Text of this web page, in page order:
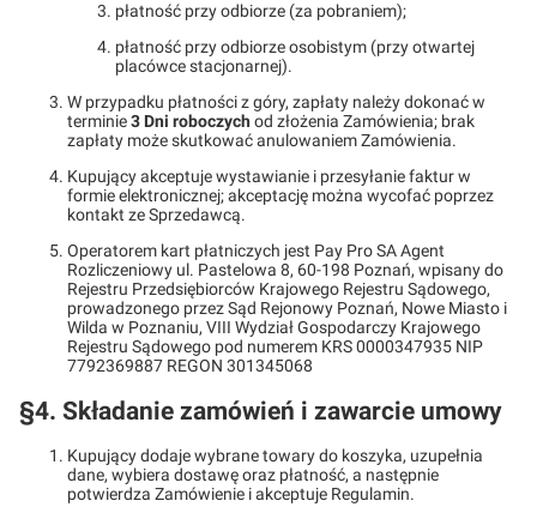
płatność przy odbiorze (za pobraniem);
płatność przy odbiorze osobistym (przy otwartej
placówce stacjonarnej).
W przypadku płatności z góry, zapłaty należy dokonać w
terminie3 Dni roboczych od złożenia Zamówienia; brak
zapłaty może skutkować anulowaniem Zamówienia.
Kupujący akceptuje wystawianie i przesyłanie faktur w
formie elektronicznej; akceptację można wycofać poprzez
kontakt ze Sprzedawcą.
Operatorem kart płatniczych jest Pay Pro SA Agent
Rozliczeniowy ul. Pastelowa 8, 60-198 Poznań, wpisany do
Rejestru Przedsiębiorców Krajowego Rejestru Sądowego,
prowadzonego przez Sąd Rejonowy Poznań, Nowe Miasto i
Wilda w Poznaniu, VIII Wydział Gospodarczy Krajowego
Rejestru Sądowego pod numerem KRS 0000347935 NIP
7792369887 REGON 301345068
§4. Składanie zamówień i zawarcie umowy
Kupujący dodaje wybrane towary do koszyka, uzupełnia
dane, wybiera dostawę oraz płatność, a następnie
potwierdza Zamówienie i akceptuje Regulamin.